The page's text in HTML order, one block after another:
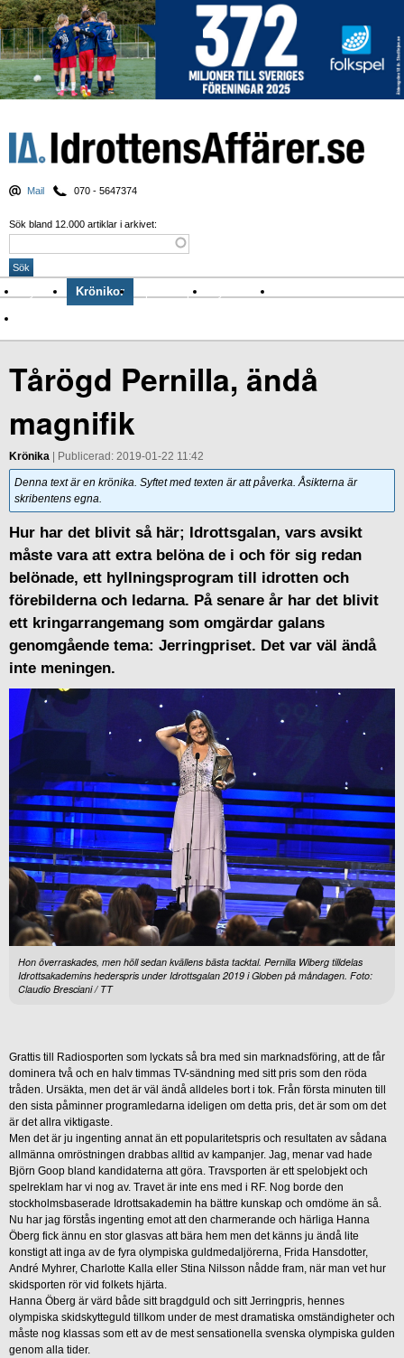
Mail 070 - 5647374
Sök bland 12.000 artiklar i arkivet:
Nyheter Krönikor Sport & spel Nyhetsbrev
Tårögd Pernilla, ändå
magnifik
Krönika | Publicerad: 2019-01-22 11:42
Denna text är en krönika. Syftet med texten är att påverka. Åsikterna är
skribentens egna.
Hur har det blivit så här; Idrottsgalan, vars avsikt
måste vara att extra belöna de i och för sig redan
belönade, ett hyllningsprogram till idrotten och
förebilderna och ledarna. På senare år har det blivit
ett kringarrangemang som omgärdar galans
genomgående tema: Jerringpriset. Det var väl ändå
inte meningen.
Hon överraskades, men höll sedan kvällens bästa tacktal. Pernilla Wiberg tilldelas
Idrottsakademins hederspris under Idrottsgalan 2019 i Globen på måndagen. Foto:
Claudio Bresciani / TT
Grattis till Radiosporten som lyckats så bra med sin marknadsföring, att de får
dominera två och en halv timmas TV-sändning med sitt pris som den röda
tråden. Ursäkta, men det är väl ändå alldeles bort i tok. Från första minuten till
den sista påminner programledarna ideligen om detta pris, det är som om det
är det allra viktigaste.
Men det är ju ingenting annat än ett popularitetspris och resultaten av sådana
allmänna omröstningen drabbas alltid av kampanjer. Jag, menar vad hade
Björn Goop bland kandidaterna att göra. Travsporten är ett spelobjekt och
spelreklam har vi nog av. Travet är inte ens med i RF. Nog borde den
stockholmsbaserade Idrottsakademin ha bättre kunskap och omdöme än så.
Nu har jag förstås ingenting emot att den charmerande och härliga Hanna
Öberg fick ännu en stor glasvas att bära hem men det känns ju ändå lite
konstigt att inga av de fyra olympiska guldmedaljörerna, Frida Hansdotter,
André Myhrer, Charlotte Kalla eller Stina Nilsson nådde fram, när man vet hur
skidsporten rör vid folkets hjärta.
Hanna Öberg är värd både sitt bragdguld och sitt Jerringpris, hennes
olympiska skidskytteguld tillkom under de mest dramatiska omständigheter och
måste nog klassas som ett av de mest sensationella svenska olympiska gulden
genom alla tider.